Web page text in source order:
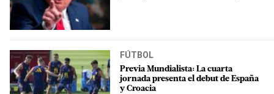
FÚTBOL
Previa Mundialista: La cuarta
jornada presenta el debut de España
y Croacia